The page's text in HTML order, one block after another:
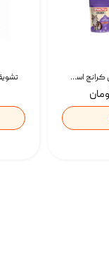
تشویقی گربه درمانی کرانچ اسنکی با طعم میکس Snacky Crunch Cat Treats وزن 60 گرم بسته 4 عددی